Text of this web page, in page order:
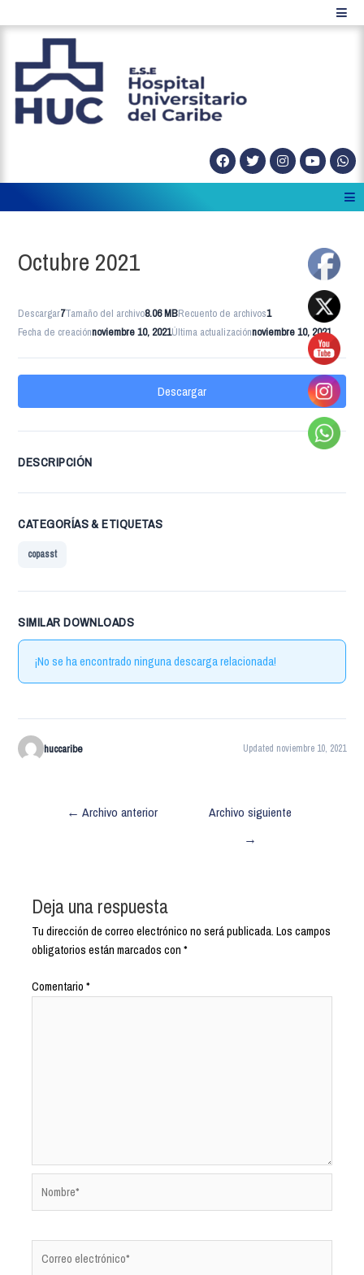
Octubre 2021
Descargar7Tamaño del archivo8.06 MBRecuento de archivos1
Fecha de creaciónnoviembre 10, 2021Última actualizaciónnoviembre 10, 2021
Descargar
DESCRIPCIÓN
CATEGORÍAS & ETIQUETAS
copasst
SIMILAR DOWNLOADS
¡No se ha encontrado ninguna descarga relacionada!
huccaribe Updated noviembre 10, 2021
← Archivo anterior
Archivo siguiente
→
Deja una respuesta
Tu dirección de correo electrónico no será publicada. Los campos
obligatorios están marcados con*
Comentario*